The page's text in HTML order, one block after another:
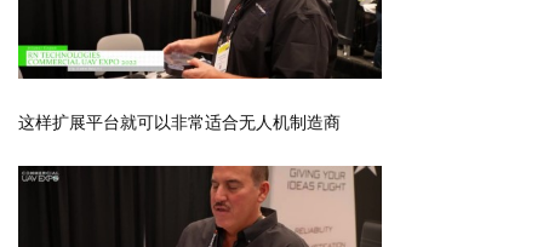
这样扩展平台就可以非常适合无人机制造商